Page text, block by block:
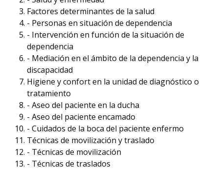
Factores determinantes de la salud
- Personas en situación de dependencia
- Intervención en función de la situación de
dependencia
- Mediación en el ámbito de la dependencia y la
discapacidad
Higiene y confort en la unidad de diagnóstico o
tratamiento
- Aseo del paciente en la ducha
- Aseo del paciente encamado
- Cuidados de la boca del paciente enfermo
Técnicas de movilización y traslado
- Técnicas de movilización
- Técnicas de traslados